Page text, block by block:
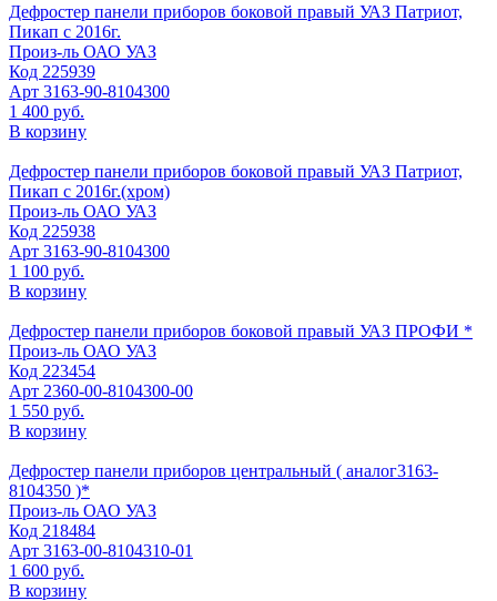
Дефростер панели приборов боковой правый УАЗ Патриот,
Пикап с 2016г.
Произ-ль ОАО УАЗ
Код 225939
Арт 3163-90-8104300
1 400 руб.
В корзину
Дефростер панели приборов боковой правый УАЗ Патриот,
Пикап с 2016г.(хром)
Произ-ль ОАО УАЗ
Код 225938
Арт 3163-90-8104300
1 100 руб.
В корзину
Дефростер панели приборов боковой правый УАЗ ПРОФИ *
Произ-ль ОАО УАЗ
Код 223454
Арт 2360-00-8104300-00
1 550 руб.
В корзину
Дефростер панели приборов центральный ( аналог3163-
8104350 )*
Произ-ль ОАО УАЗ
Код 218484
Арт 3163-00-8104310-01
1 600 руб.
В корзину